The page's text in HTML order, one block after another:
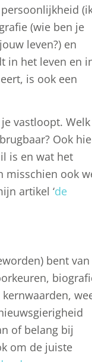
(wie ben je
leven?) en
in het leven en
is ook een
vastloopt. Welk
Ook
is en wat het
misschien ook
artikel ‘de
bent van
of belang bij
om de juiste